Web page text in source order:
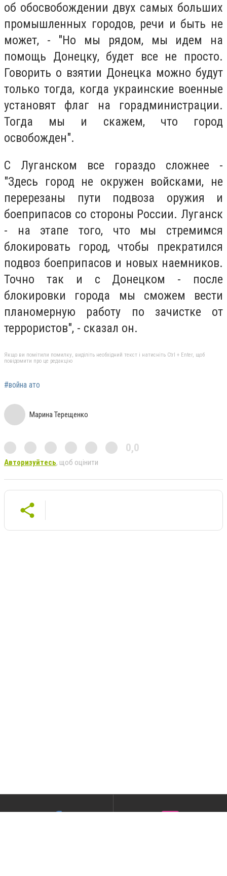
об обосвобождении двух самых больших
промышленных городов, речи и быть не
может, - "Но мы рядом, мы идем на
помощь Донецку, будет все не просто.
Говорить о взятии Донецка можно будут
только тогда, когда украинские военные
установят флаг на горадминистрации.
Тогда мы и скажем, что город
освобожден".
С Луганском все гораздо сложнее -
"Здесь город не окружен войсками, не
перерезаны пути подвоза оружия и
боеприпасов со стороны России. Луганск
- на этапе того, что мы стремимся
блокировать город, чтобы прекратился
подвоз боеприпасов и новых наемников.
Точно так и с Донецком - после
блокировки города мы сможем вести
планомерную работу по зачистке от
террористов", - сказал он.
Якщо ви помітили помилку, виділіть необхідний текст і натисніть Ctrl + Enter, щоб
повідомити про це редакцію
#война ато
Марина Терещенко
0,0
Авторизуйтесь, щоб оцінити